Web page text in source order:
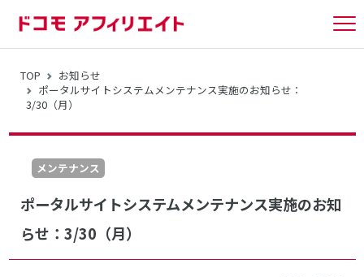
TOP
お知らせ
ポータルサイトシステムメンテナンス実施のお知らせ：
3/30（月）
メンテナンス
ポータルサイトシステムメンテナンス実施のお知
らせ：3/30（月）